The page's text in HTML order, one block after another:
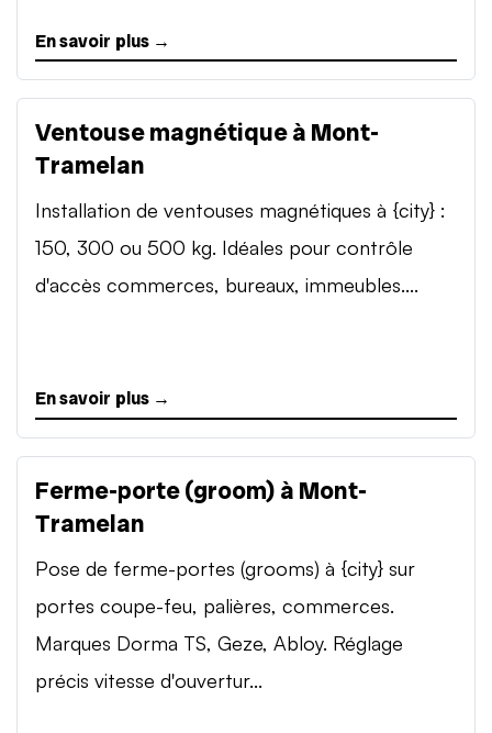
En savoir plus →
Ventouse magnétique à Mont-
Tramelan
Installation de ventouses magnétiques à {city} :
150, 300 ou 500 kg. Idéales pour contrôle
d'accès commerces, bureaux, immeubles....
En savoir plus →
Ferme-porte (groom) à Mont-
Tramelan
Pose de ferme-portes (grooms) à {city} sur
portes coupe-feu, palières, commerces.
Marques Dorma TS, Geze, Abloy. Réglage
précis vitesse d'ouvertur...